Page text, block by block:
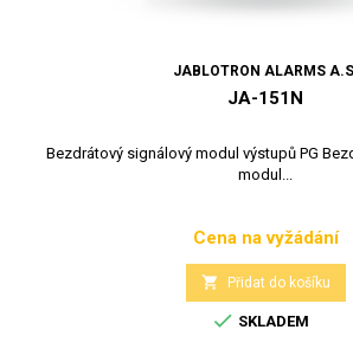
JABLOTRON ALARMS
JA-151N
Bezdrátový signálový modul výstupů PG
modul...
Cena
Cena na vyžádání
 Přidat do košíku
 SKLADEM